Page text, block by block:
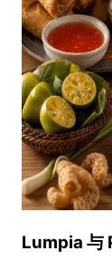
Lumpia 与